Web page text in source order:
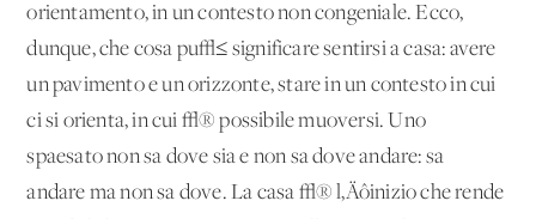
orientamento, in un contesto non congeniale. Ecco,
dunque, che cosa pu√≤ significare sentirsi a casa: avere
un pavimento e un orizzonte, stare in un contesto in cui
ci si orienta, in cui √® possibile muoversi. Uno
spaesato non sa dove sia e non sa dove andare: sa
andare ma non sa dove. La casa √® l‚Äôinizio che rende